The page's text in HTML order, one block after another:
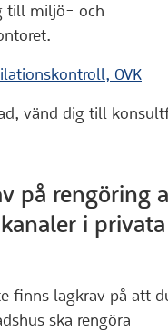
till miljö- och
OVK
vänd dig till
på rengöring
i privata
finns lagkrav på att
ska rengöra